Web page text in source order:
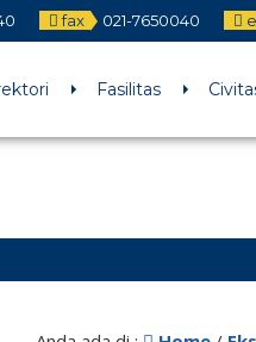
fax 021-7650040
Fasilitas